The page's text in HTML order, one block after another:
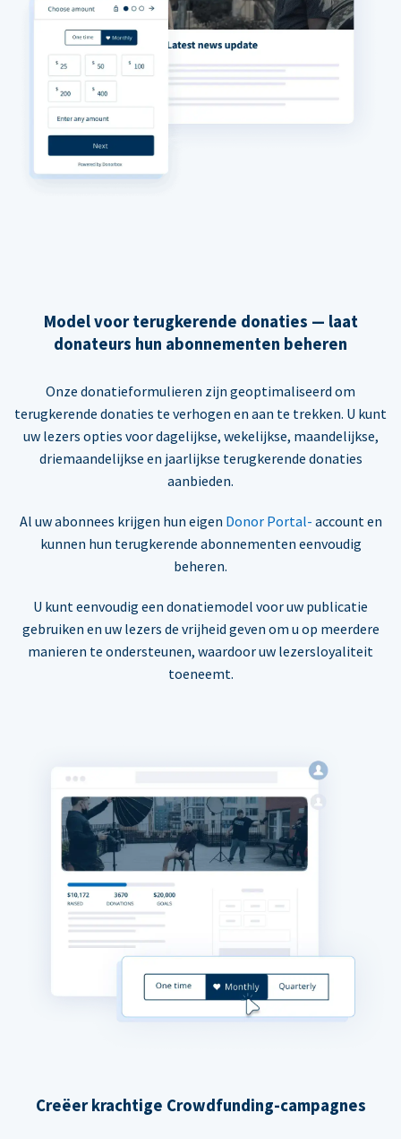
Model voor terugkerende donaties — laat
donateurs hun abonnementen beheren
Onze donatieformulieren zijn geoptimaliseerd om
terugkerende donaties te verhogen en aan te trekken. U kunt
uw lezers opties voor dagelijkse, wekelijkse, maandelijkse,
driemaandelijkse en jaarlijkse terugkerende donaties
aanbieden.
Al uw abonnees krijgen hun eigen Donor Portal- account en
kunnen hun terugkerende abonnementen eenvoudig
beheren.
U kunt eenvoudig een donatiemodel voor uw publicatie
gebruiken en uw lezers de vrijheid geven om u op meerdere
manieren te ondersteunen, waardoor uw lezersloyaliteit
toeneemt.
Creëer krachtige Crowdfunding-campagnes